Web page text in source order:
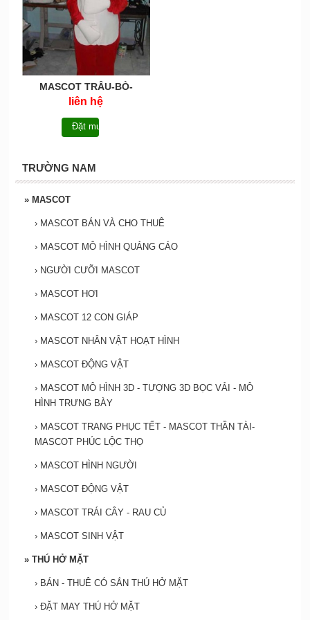
MASCOT TRÂU-BÒ-
MCB008
liên hệ
Đặt mua
TRƯỜNG NAM
» MASCOT
› MASCOT BÁN VÀ CHO THUÊ
› MASCOT MÔ HÌNH QUẢNG CÁO
› NGƯỜI CƯỠI MASCOT
› MASCOT HƠI
› MASCOT 12 CON GIÁP
› MASCOT NHÂN VẬT HOẠT HÌNH
› MASCOT ĐỘNG VẬT
› MASCOT MÔ HÌNH 3D - TƯỢNG 3D BỌC VẢI - MÔ
HÌNH TRƯNG BÀY
› MASCOT TRANG PHỤC TẾT - MASCOT THẦN TÀI-
MASCOT PHÚC LỘC THỌ
› MASCOT HÌNH NGƯỜI
› MASCOT ĐỘNG VẬT
› MASCOT TRÁI CÂY - RAU CỦ
› MASCOT SINH VẬT
» THÚ HỞ MẶT
› BÁN - THUÊ CÓ SẮN THÚ HỞ MẶT
› ĐẶT MAY THÚ HỞ MẶT